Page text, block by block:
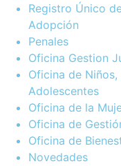
Registro Único
Adopción
Penales
Oficina Gestion
Oficina de Niños,
Adolescentes
Oficina de la
Oficina de
Oficina de
Novedades